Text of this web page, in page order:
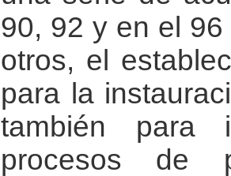
90, 92 y en el
otros, el
para la
también para
procesos de